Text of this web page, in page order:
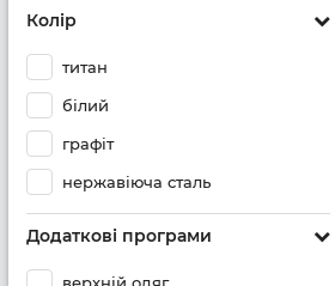
Колір
титан
білий
графіт
нержавіюча сталь
Додаткові програми